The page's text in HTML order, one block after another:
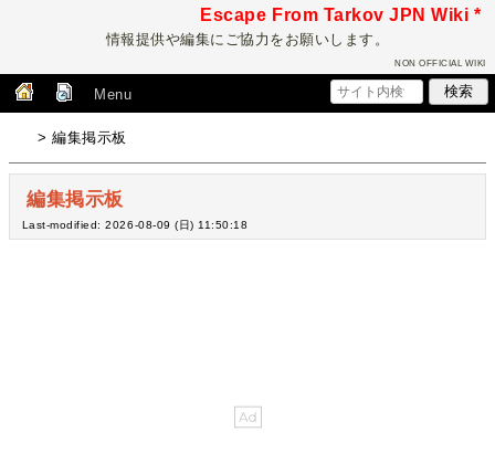
Escape From Tarkov JPN Wiki *
情報提供や編集にご協力をお願いします。
NON OFFICIAL WIKI
Menu
> 編集掲示板
編集掲示板
Last-modified: 2026-08-09 (日) 11:50:18